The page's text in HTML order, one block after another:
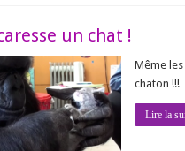
un chat !
Même
chaton !!!
Lire la